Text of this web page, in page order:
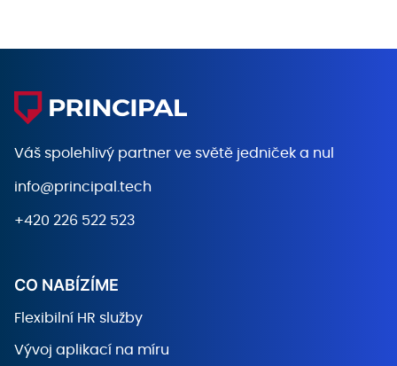
Váš spolehlivý partner ve světě jedniček a nul
info@principal.tech
+420 226 522 523
CO NABÍZÍME
Flexibilní HR služby
Vývoj aplikací na míru